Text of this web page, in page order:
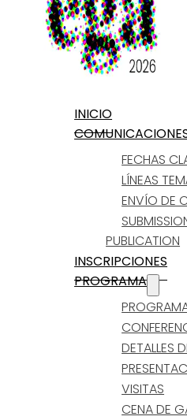
INICIO
FECHAS
LÍNEAS
ENVÍO DE
PUBLICATION
INSCRIPCIONES
PROGRAMA
DETALLES
VISITAS
CENA DE